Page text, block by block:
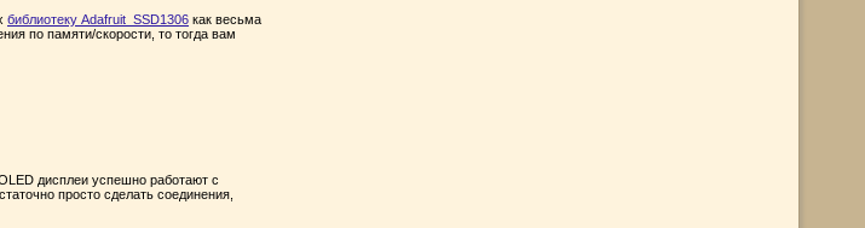
библиотеку Adafruit_SSD1306 как весьма
по памяти/скорости, то тогда вам
дисплеи успешно работают с
просто сделать соединения,